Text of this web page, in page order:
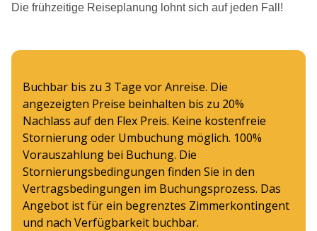
Die frühzeitige Reiseplanung lohnt sich auf jeden Fall!
Buchbar bis zu 3 Tage vor Anreise. Die
angezeigten Preise beinhalten bis zu 20%
Nachlass auf den Flex Preis. Keine kostenfreie
Stornierung oder Umbuchung möglich. 100%
Vorauszahlung bei Buchung. Die
Stornierungsbedingungen finden Sie in den
Vertragsbedingungen im Buchungsprozess. Das
Angebot ist für ein begrenztes Zimmerkontingent
und nach Verfügbarkeit buchbar.